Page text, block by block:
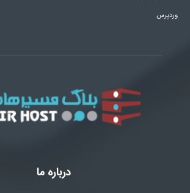
وردپرس
درباره ما